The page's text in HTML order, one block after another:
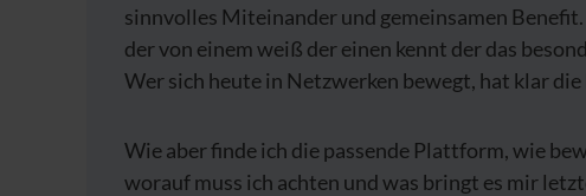
sinnvolles Miteinander und gemeinsamen
der von einem weiß der einen kennt der das
Wer sich heute in Netzwerken bewegt, hat klar die
Wie aber finde ich die passende Plattform, wie
worauf muss ich achten und was bringt es mir